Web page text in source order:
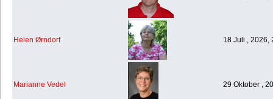
Helen Ørndorf 18 Juli , 2026,
Marianne Vedel 29 Oktober ,